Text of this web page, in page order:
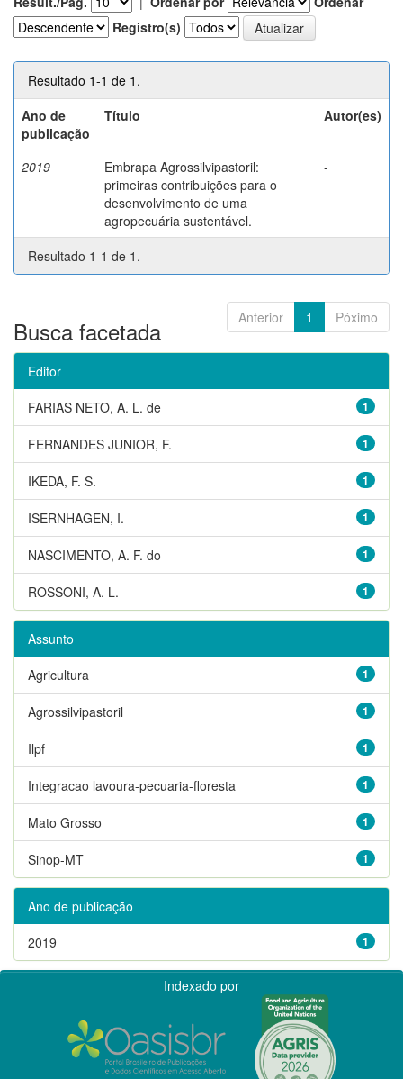
Registro(s)
Resultado 1-1 de 1.
Ano de
publicação
Título Autor(es)
2019
Embrapa Agrossilvipastoril:
primeiras contribuições para o
desenvolvimento de uma
agropecuária sustentável.
-
Resultado 1-1 de 1.
Anterior 1 Póximo
Busca facetada
Editor
1
FARIAS NETO, A. L. de
1
FERNANDES JUNIOR, F.
1
IKEDA, F. S.
1
ISERNHAGEN, I.
1
NASCIMENTO, A. F. do
1
ROSSONI, A. L.
Assunto
1
Agricultura
1
Agrossilvipastoril
1
Ilpf
1
Integracao lavoura-pecuaria-floresta
1
Mato Grosso
1
Sinop-MT
Ano de publicação
1
2019
Indexado por